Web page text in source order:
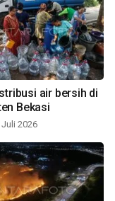
air bersih di
Bekasi
2026